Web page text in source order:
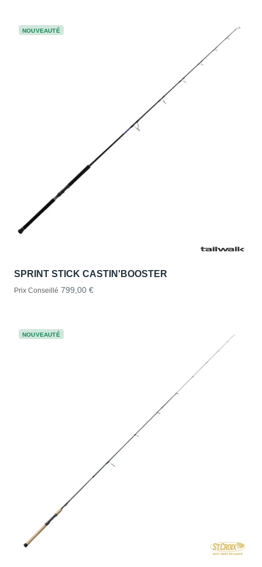
NOUVEAUTÉ
SPRINT STICK CASTIN'BOOSTER
Prix Conseillé 799,00 €
NOUVEAUTÉ